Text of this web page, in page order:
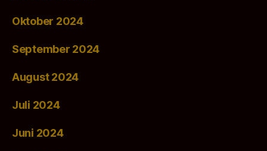
Oktober 2024
September 2024
August 2024
Juli 2024
Juni 2024